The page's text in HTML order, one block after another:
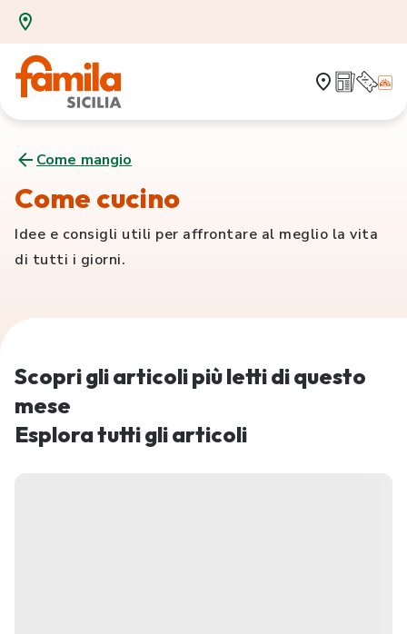
Come mangio
Come cucino
Idee e consigli utili per affrontare al meglio la vita
di tutti i giorni.
Scopri gli articoli più letti di questo
mese
Esplora tutti gli articoli